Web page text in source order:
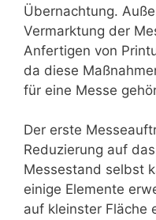
Übernachtung.
Vermarktung der
Anfertigen von
da diese
für eine Messe
Der erste
Reduzierung auf
Messestand selbst
einige Elemente
auf kleinster Fläche